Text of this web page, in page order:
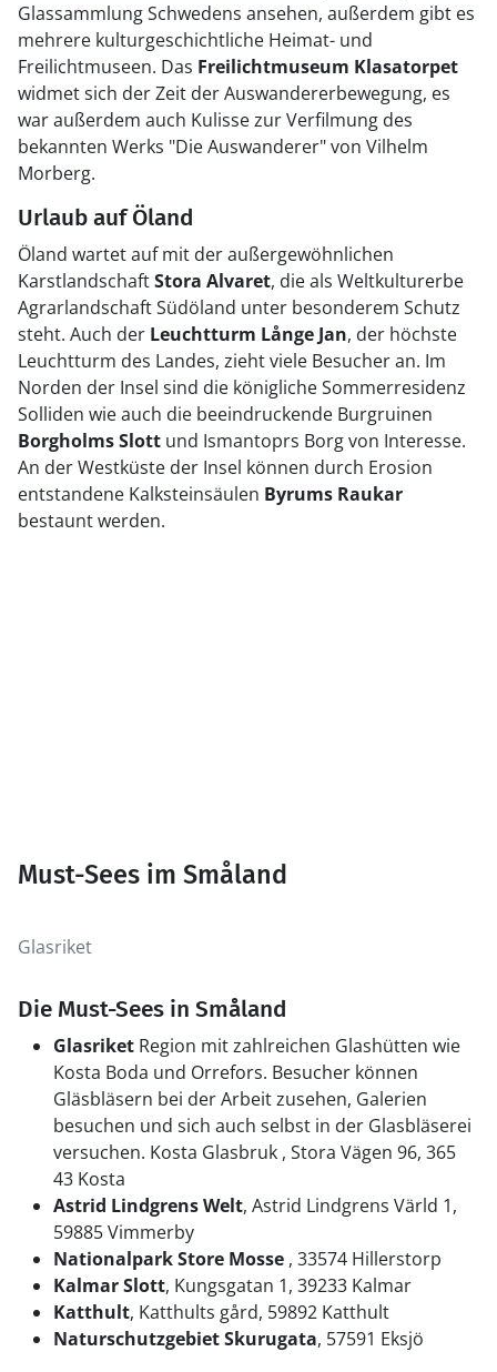
Glassammlung Schwedens ansehen, außerdem gibt es
mehrere kulturgeschichtliche Heimat- und
Freilichtmuseen. Das Freilichtmuseum Klasatorpet
widmet sich der Zeit der Auswandererbewegung, es
war außerdem auch Kulisse zur Verfilmung des
bekannten Werks "Die Auswanderer" von Vilhelm
Morberg.
Urlaub auf Öland
Öland wartet auf mit der außergewöhnlichen
KarstlandschaftStora Alvaret, die als Weltkulturerbe
Agrarlandschaft Südöland unter besonderem Schutz
steht. Auch der Leuchtturm Långe Jan, der höchste
Leuchtturm des Landes, zieht viele Besucher an. Im
Norden der Insel sind die königliche Sommerresidenz
Solliden wie auch die beeindruckende Burgruinen
Borgholms Slott und Ismantoprs Borg von Interesse.
An der Westküste der Insel können durch Erosion
entstandene Kalksteinsäulen Byrums Raukar
bestaunt werden.
Glasriket
Must-Sees im Småland
Die Must-Sees in Småland
Glasriket Region mit zahlreichen Glashütten wie
Kosta Boda und Orrefors. Besucher können
Gläsbläsern bei der Arbeit zusehen, Galerien
besuchen und sich auch selbst in der Glasbläserei
versuchen. Kosta Glasbruk , Stora Vägen 96, 365
43 Kosta
Astrid Lindgrens Welt, Astrid Lindgrens Värld 1,
59885 Vimmerby
Nationalpark Store Mosse , 33574 Hillerstorp
Kalmar Slott, Kungsgatan 1, 39233 Kalmar
Katthult, Katthults gård, 59892 Katthult
Naturschutzgebiet Skurugata, 57591 Eksjö